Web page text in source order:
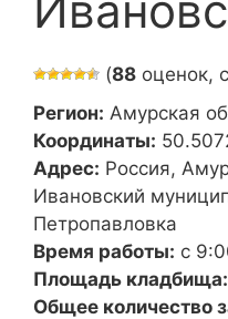
(88 оценок,
Регион: Амурская
Координаты:
Адрес: Россия,
Ивановский
Петропавловка
Время работы: с
Площадь кладбища:
Общее количество